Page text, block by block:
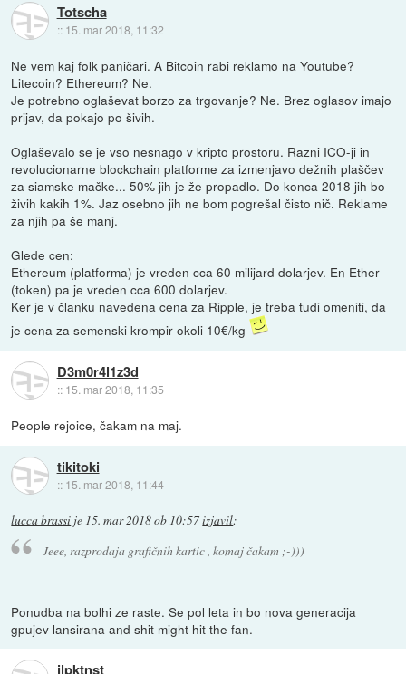
Totscha
:: 15. mar 2018, 11:32
Ne vem kaj folk paničari. A Bitcoin rabi reklamo na Youtube?
Litecoin? Ethereum? Ne.
Je potrebno oglaševat borzo za trgovanje? Ne. Brez oglasov imajo
prijav, da pokajo po šivih.
Oglaševalo se je vso nesnago v kripto prostoru. Razni ICO-ji in
revolucionarne blockchain platforme za izmenjavo dežnih plaščev
za siamske mačke... 50% jih je že propadlo. Do konca 2018 jih bo
živih kakih 1%. Jaz osebno jih ne bom pogrešal čisto nič. Reklame
za njih pa še manj.
Glede cen:
Ethereum (platforma) je vreden cca 60 milijard dolarjev. En Ether
(token) pa je vreden cca 600 dolarjev.
Ker je v članku navedena cena za Ripple, je treba tudi omeniti, da
je cena za semenski krompir okoli 10€/kg
D3m0r4l1z3d
:: 15. mar 2018, 11:35
People rejoice, čakam na maj.
tikitoki
:: 15. mar 2018, 11:44
lucca brassi je 15. mar 2018 ob 10:57izjavil:
Jeee, razprodaja grafičnih kartic , komaj čakam ;-)))
Ponudba na bolhi ze raste. Se pol leta in bo nova generacija
gpujev lansirana and shit might hit the fan.
jlpktnst